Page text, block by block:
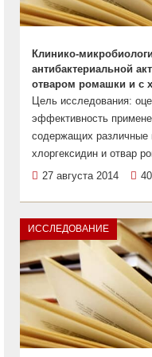
Клинико-
антибактериальной
отваром ромашки и с
Цель исследования:
эффективность
содержащих различные
хлоргексидин и отвар
27 августа 2014
ИССЛЕДОВАНИЕ